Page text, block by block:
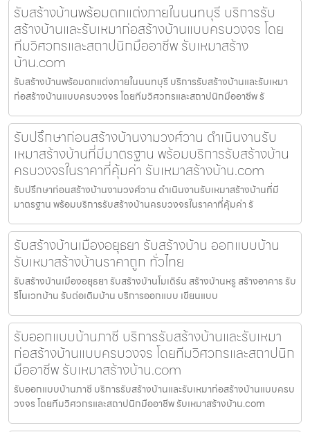
รับสร้างบ้านพร้อมตกแต่งภายในนนทบุรี บริการรับ
สร้างบ้านและรับเหมาก่อสร้างบ้านแบบครบวงจร โดย
ทีมวิศวกรและสถาปนิกมืออาชีพ รับเหมาสร้าง
บ้าน.com
รับสร้างบ้านพร้อมตกแต่งภายในนนทบุรี บริการรับสร้างบ้านและรับเหมา
ก่อสร้างบ้านแบบครบวงจร โดยทีมวิศวกรและสถาปนิกมืออาชีพ รั
รับปรึกษาก่อนสร้างบ้านงามวงศ์วาน ดำเนินงานรับ
เหมาสร้างบ้านที่มีมาตรฐาน พร้อมบริการรับสร้างบ้าน
ครบวงจรในราคาที่คุ้มค่า รับเหมาสร้างบ้าน.com
รับปรึกษาก่อนสร้างบ้านงามวงศ์วาน ดำเนินงานรับเหมาสร้างบ้านที่มี
มาตรฐาน พร้อมบริการรับสร้างบ้านครบวงจรในราคาที่คุ้มค่า รั
รับสร้างบ้านเมืองอยุธยา รับสร้างบ้าน ออกแบบบ้าน
รับเหมาสร้างบ้านราคาถูก ทั่วไทย
รับสร้างบ้านเมืองอยุธยา รับสร้างบ้านโมเดิร์น สร้างบ้านหรู สร้างอาคาร รับ
รีโนเวทบ้าน รับต่อเติมบ้าน บริการออกแบบ เขียนแบบ
รับออกแบบบ้านภาชี บริการรับสร้างบ้านและรับเหมา
ก่อสร้างบ้านแบบครบวงจร โดยทีมวิศวกรและสถาปนิก
มืออาชีพ รับเหมาสร้างบ้าน.com
รับออกแบบบ้านภาชี บริการรับสร้างบ้านและรับเหมาก่อสร้างบ้านแบบครบ
วงจร โดยทีมวิศวกรและสถาปนิกมืออาชีพ รับเหมาสร้างบ้าน.com